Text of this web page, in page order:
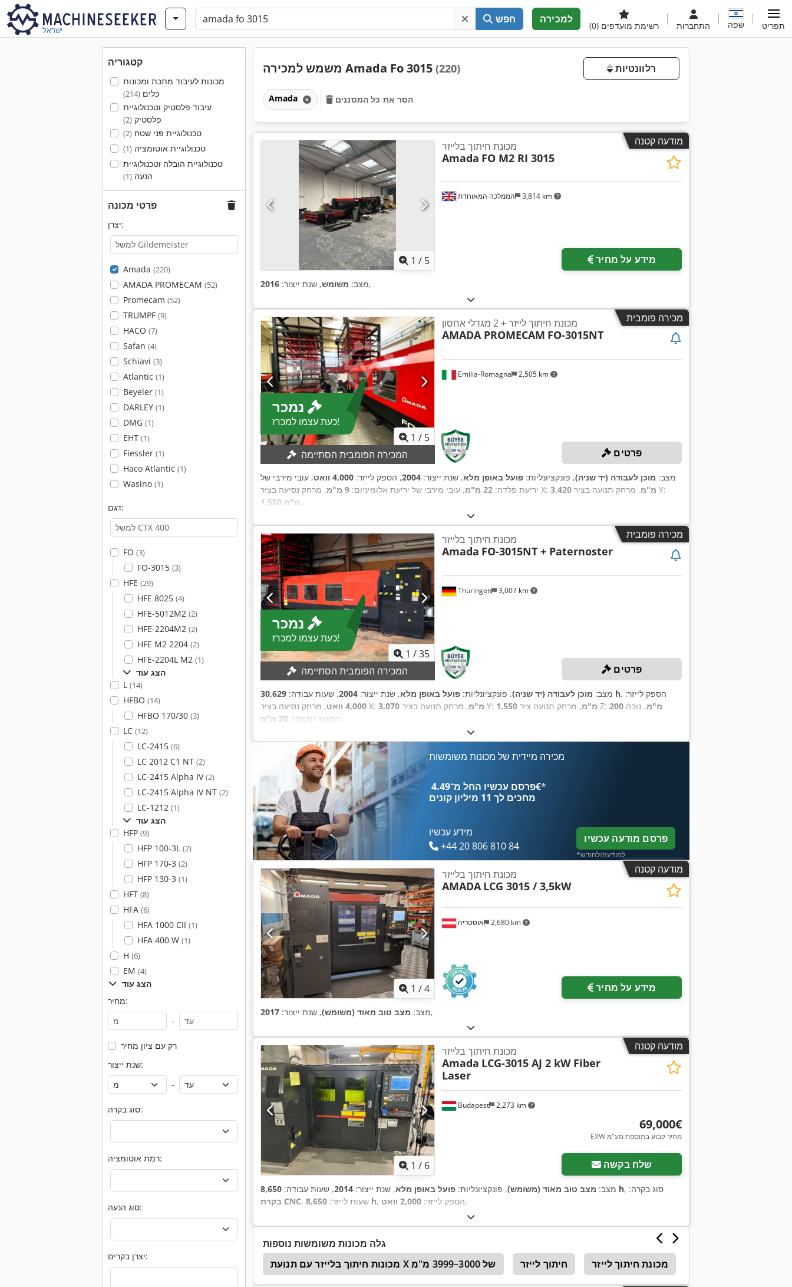
ישראל
חפש למכירה
רשימת מועדפים (0) התחברות שפה תפריט
קטגוריה
מכונות לעיבוד מתכת ומכונות
כלים(214)
עיבוד פלסטיק וטכנולוגיית
פלסטיק(2)
טכנולוגיית פני שטח(2)
טכנולוגיית אוטומציה(1)
טכנולוגיית הובלה וטכנולוגיית
הנעה(1)
פרטי מכונה
יצרן:
Amada (220)
AMADA PROMECAM (52)
Promecam (52)
TRUMPF (9)
HACO (7)
Safan (4)
Schiavi (3)
Atlantic (1)
Beyeler (1)
DARLEY (1)
DMG (1)
EHT (1)
Fiessler (1)
Haco Atlantic (1)
Wasino (1)
דגם:
FO (3)
FO-3015 (3)
HFE (29)
HFE 8025 (4)
HFE-5012M2 (2)
HFE-2204M2 (2)
HFE M2 2204 (2)
HFE-2204L M2 (1)
הצג עוד
L (14)
HFBO (14)
HFBO 170/30 (3)
LC (12)
LC-2415 (6)
LC 2012 C1 NT (2)
LC-2415 Alpha IV(2)
LC-2415 Alpha IV NT (2)
LC-1212 (1)
הצג עוד
HFP (9)
HFP 100-3L (2)
HFP 170-3 (2)
HFP 130-3 (1)
HFT (8)
HFA (6)
HFA 1000 CII (1)
HFA 400 W (1)
H (6)
EM (4)
הצג עוד
מחיר:
-
רק עם ציון מחיר
שנת ייצור:
-
סוג בקרה:
רמת אוטומציה:
סוג הנעה:
יצרן בקרים:
משמש למכירה Amada Fo 3015 (220) רלוונטיות
Amada הסר את כל המסננים
מודעה קטנה
1 / 5
הממלכה המאוחדת 3,814 km
מכונת חיתוך בלייזר
Amada FO M2 RI 3015
מידע על מחיר
מצב: משומש, שנת ייצור: 2016 ,
מכירה פומבית
כעת עצמו למכרז!
1 / 5
המכירה הפומבית הסתיימה
Emilia-Romagna 2,505 km
מכונת חיתוך לייזר + 2 מגדלי אחסון
AMADA PROMECAM FO-3015NT
פרטים
מצב: מוכן לעבודה (יד שניה), פונקציונליות: פועל באופן מלא, שנת ייצור: 2004, הספק לייזר: 4,000 וואט
, עובי מירבי של
יריעת פלדה: 22 מ"מ , עובי מירבי של יריעת אלומיניום: 9 מ"מ , מרחק נסיעה בציר X: 3,420 מ"מ , מרחק תנועה בציר Y:
1,550 מ"מ,
מכירה פומבית
כעת עצמו למכרז!
1 /35
המכירה הפומבית הסתיימה
Thüringen 3,007 km
מכונת חיתוך בלייזר
Amada FO-3015NT + Paternoster
פרטים
מצב: מוכן לעבודה (יד שניה), פונקציונליות: פועל באופן מלא, שנת ייצור: 2004, שעות עבודה: 30,629 h , הספק לייזר:
4,000 וואט , מרחק נסיעה בציר X: 3,070 מ"מ , מרחק תנועה בציר Y: 1,550 מ"מ , מרחק תנועה ציר Z: 200 מ"מ, גובה
המוצר (מקס'): 20 מ"מ ,
מכירה מיידית של מכונות משומשות
פרסם עכשיו החל מ־‏4.49 ‏€*
מחכים לך 11 מיליון קונים
מידע עכשיו
+44 20 806 810 84
פרסם מודעה עכשיו
*למודעה/לחודש
מודעה קטנה
1 /4
אוסטריה 2,680 km
מכונת חיתוך בלייזר
AMADA LCG 3015 / 3,5kW
מידע על מחיר
מצב: מצב טוב מאוד (משומש), שנת ייצור: 2017 ,
מודעה קטנה
1 / 6
Budapest 2,273 km
מכונת חיתוך בלייזר
Amada LCG-3015 AJ 2 kW Fiber
Laser
‏69,000 ‏€
EXW מחיר קבוע בתוספת מע"מ
שלח בקשה
מצב: מצב טוב מאוד (משומש), פונקציונליות: פועל באופן מלא, שנת ייצור: 2014, שעות עבודה: 8,650 h , סוג בקרה:
בקרת CNC
, שעות לייזר: 8,650 h , הספק לייזר: 2,000 וואט ,
גלה מכונות משומשות נוספות
מכונות חיתוך בלייזר עם תנועת X של 3000–3999 מ"מ
חיתוך לייזר מכונת חיתוך לייזר חתוך בלייזר Trumpf Quickset